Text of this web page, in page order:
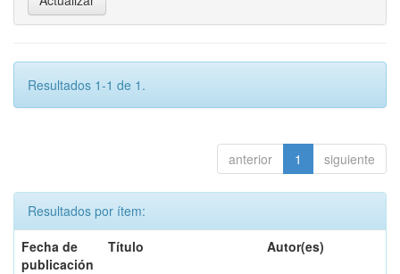
Resultados 1-1 de 1.
anterior 1 siguiente
Resultados por ítem:
Fecha de
publicación
Título Autor(es)